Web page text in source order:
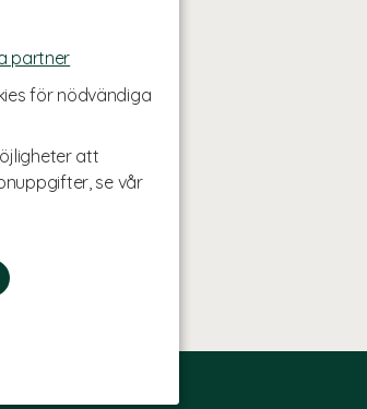
partner
för nödvändiga
att
se vår